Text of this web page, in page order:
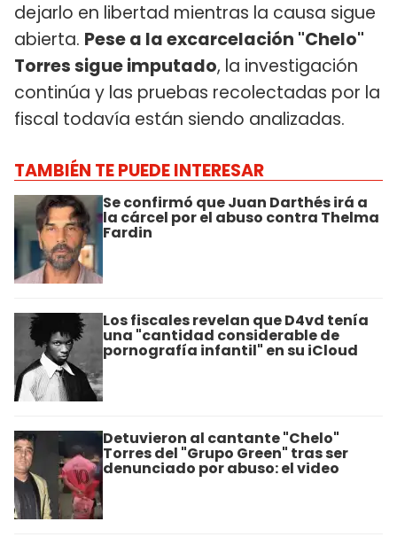
dejarlo en libertad mientras la causa sigue
abierta. Pese a la excarcelación "Chelo"
Torres sigue imputado, la investigación
continúa y las pruebas recolectadas por la
fiscal todavía están siendo analizadas.
TAMBIÉN TE PUEDE INTERESAR
Se confirmó que Juan Darthés irá a
la cárcel por el abuso contra Thelma
Fardin
Los fiscales revelan que D4vd tenía
una "cantidad considerable de
pornografía infantil" en su iCloud
Detuvieron al cantante "Chelo"
Torres del "Grupo Green" tras ser
denunciado por abuso: el video